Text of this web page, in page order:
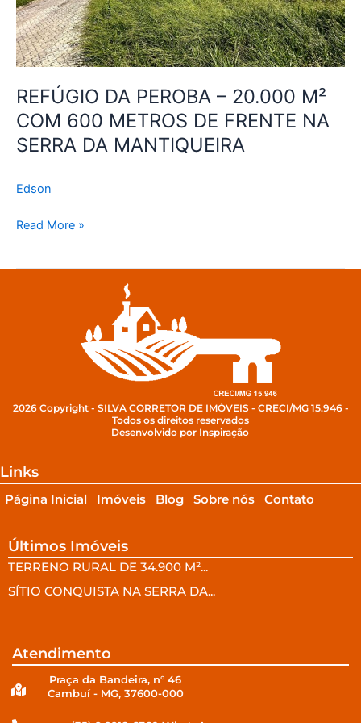
REFÚGIO DA PEROBA – 20.000 M²
COM 600 METROS DE FRENTE NA
SERRA DA MANTIQUEIRA
Edson
DE
FRENTE
NA
SERRA
MANTIQUEIRA
Read More »
2026 Copyright - SILVA CORRETOR DE IMÓVEIS - CRECI/MG 15.946 -
Todos os direitos reservados
Desenvolvido por Inspiração
Links
Página Inicial Imóveis Blog Sobre nós Contato
Últimos Imóveis
TERRENO RURAL DE 34.900 M²...
SÍTIO CONQUISTA NA SERRA DA...
Atendimento
Praça da Bandeira, n° 46
Cambuí - MG, 37600-000